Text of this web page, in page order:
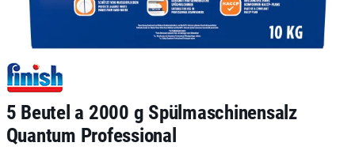
5 Beutel a 2000 g Spülmaschinensalz
Quantum Professional